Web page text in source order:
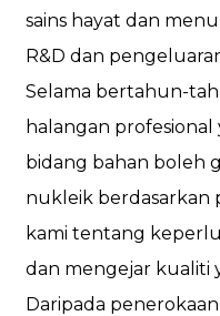
sains hayat dan
R&D dan
Selama bertahun-
halangan
bidang bahan boleh
nukleik berdasarkan
kami tentang
dan mengejar kualiti
Daripada